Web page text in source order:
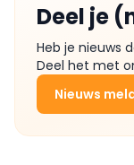
Deel je
Heb je nieuws
Deel het met
Nieuws